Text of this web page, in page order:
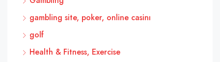
gambling site, poker, online casinı
golf
Health & Fitness, Exercise